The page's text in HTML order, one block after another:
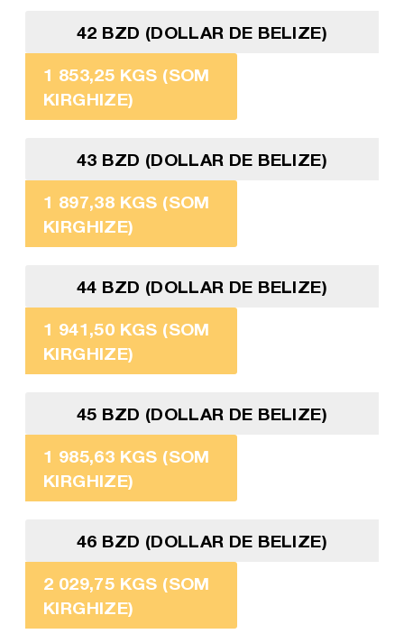
42 BZD (DOLLAR DE BELIZE)
1 853,25 KGS (SOM
KIRGHIZE)
43 BZD (DOLLAR DE BELIZE)
1 897,38 KGS (SOM
KIRGHIZE)
44 BZD (DOLLAR DE BELIZE)
1 941,50 KGS (SOM
KIRGHIZE)
45 BZD (DOLLAR DE BELIZE)
1 985,63 KGS (SOM
KIRGHIZE)
46 BZD (DOLLAR DE BELIZE)
2 029,75 KGS (SOM
KIRGHIZE)